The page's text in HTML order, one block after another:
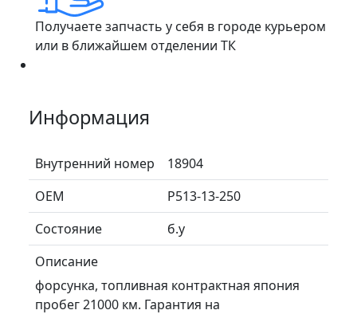
Получаете запчасть у себя в городе курьером
или в ближайшем отделении ТК
Информация
Внутренний номер
18904
ОЕМ
P513-13-250
Состояние
б.у
Описание
форсунка, топливная контрактная япония
пробег 21000 км. Гарантия на